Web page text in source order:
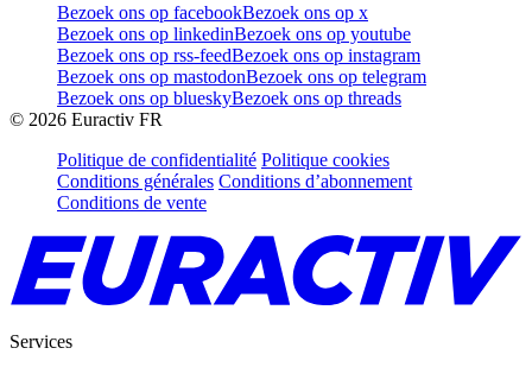
Bezoek ons op facebookBezoek ons op x
Bezoek ons op linkedinBezoek ons op youtube
Bezoek ons op rss-feedBezoek ons op instagram
Bezoek ons op mastodonBezoek ons op telegram
Bezoek ons op blueskyBezoek ons op threads
© 2026 Euractiv FR
Politique de confidentialité Politique cookies
Conditions générales Conditions d’abonnement
Conditions de vente
Services